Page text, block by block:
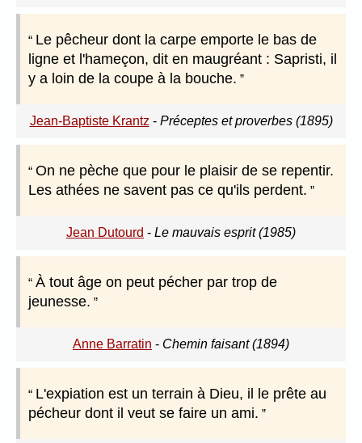
Le pêcheur dont la carpe emporte le bas de
ligne et l'hameçon, dit en maugréant : Sapristi, il
y a loin de la coupe à la bouche.
Jean-Baptiste Krantz - Préceptes et proverbes (1895)
On ne pèche que pour le plaisir de se repentir.
Les athées ne savent pas ce qu'ils perdent.
Jean Dutourd - Le mauvais esprit (1985)
À tout âge on peut pécher par trop de
jeunesse.
Anne Barratin - Chemin faisant (1894)
L'expiation est un terrain à Dieu, il le prête au
pécheur dont il veut se faire un ami.